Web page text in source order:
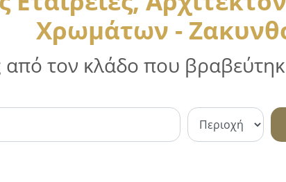
Χρωμάτων -
από τον κλάδο που